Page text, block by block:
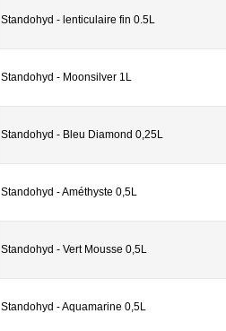
Standohyd - lenticulaire fin 0.5L
Standohyd - Moonsilver 1L
Standohyd - Bleu Diamond 0,25L
Standohyd - Améthyste 0,5L
Standohyd - Vert Mousse 0,5L
Standohyd - Aquamarine 0,5L